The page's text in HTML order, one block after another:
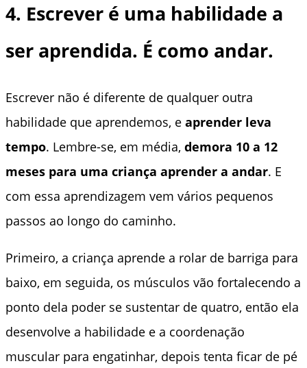
4. Escrever é uma habilidade a
ser aprendida. É como andar.
Escrever não é diferente de qualquer outra
habilidade que aprendemos, e aprender leva
tempo. Lembre-se, em média, demora 10 a 12
meses para uma criança aprender a andar. E
com essa aprendizagem vem vários pequenos
passos ao longo do caminho.
Primeiro, a criança aprende a rolar de barriga para
baixo, em seguida, os músculos vão fortalecendo a
ponto dela poder se sustentar de quatro, então ela
desenvolve a habilidade e a coordenação
muscular para engatinhar, depois tenta ficar de pé